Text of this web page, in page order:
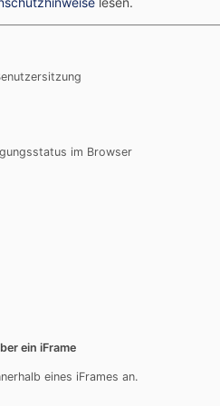
8’- und das 4’-Register
im Browser
ein iFrame
eines iFrames an.